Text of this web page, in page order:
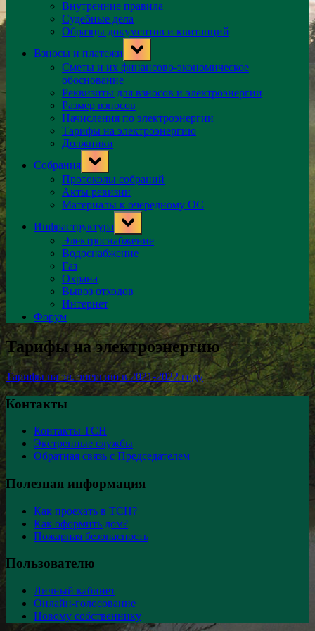
Внутренние правила
Судебные дела
Образцы документов и квитанций
Взносы и платежи
Toggle
sub-
menu
Сметы и их финансово-экономическое
обоснование
Реквизиты для взносов и электроэнергии
Размер взносов
Начисления по электроэнергии
Тарифы на электроэнергию
Должники
Собрания
Toggle
sub-
menu
Протоколы собраний
Акты ревизии
Материалы к очередному ОС
Инфраструктура
Toggle
sub-
menu
Электроснабжение
Водоснабжение
Газ
Охрана
Вывоз отходов
Интернет
Форум
Тарифы на электроэнергию
Тарифы на эл. энергию в 2021-2022 году
Контакты
Контакты ТСН
Экстренные службы
Обратная связь с Председателем
Полезная информация
Как проехать в ТСН?
Как оформить дом?
Пожарная безопасность
Пользователю
Личный кабинет
Онлайн-голосование
Новому собственнику